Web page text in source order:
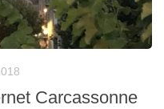
Carcassonne